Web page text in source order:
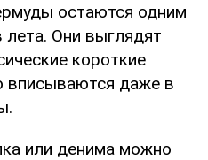
остаются одним
Они выглядят
короткие
вписываются даже в
или денима можно